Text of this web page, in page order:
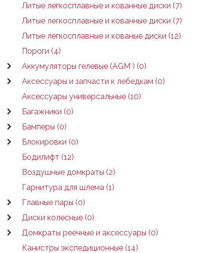
Литые легкосплавные и кованные диски (7)
Литые легкосплавные и кованные диски (7)
Литые легкосплавные и кованые диски (12)
Пороги (4)
Аккумуляторы гелевые (AGM ) (0)
Аксессуары и запчасти к лебедкам (0)
Аксессуары универсальные (10)
Багажники (0)
Бамперы (0)
Блокировки (0)
Бодилифт (12)
Воздушные домкраты (2)
Гарнитура для шлема (1)
Главные пары (0)
Диски колесные (0)
Домкраты реечные и аксессуары (0)
Канистры экспедиционные (14)